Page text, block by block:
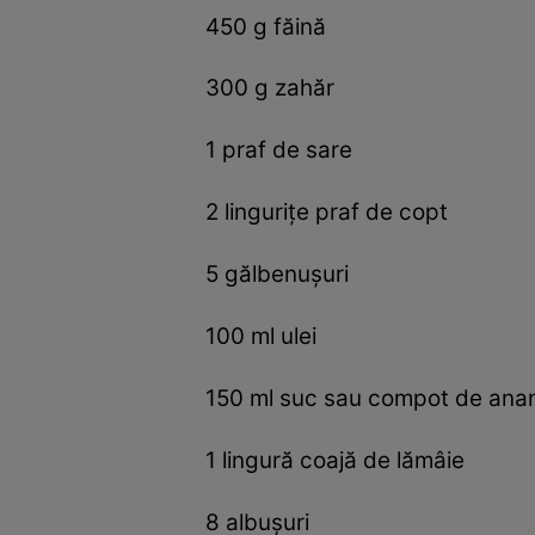
450 g făină
300 g zahăr
1 praf de sare
2 lingurițe praf de copt
5 gălbenușuri
100 ml ulei
150 ml suc sau compot de
1 lingură coajă de lămâie
8 albușuri